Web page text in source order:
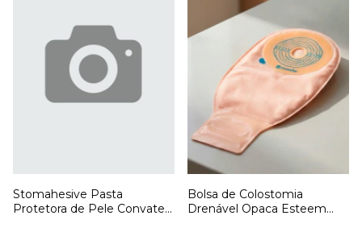
Stomahesive Pasta
Protetora de Pele Convatec
Bolsa de Colostomia
Drenável Opaca Esteem